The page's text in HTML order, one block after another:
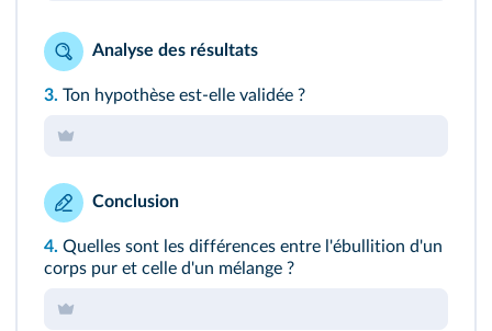
Analyse des résultats
3. Ton hypothèse est-elle validée ?
Conclusion
4. Quelles sont les différences entre l'ébullition d'un
corps pur et celle d'un mélange ?